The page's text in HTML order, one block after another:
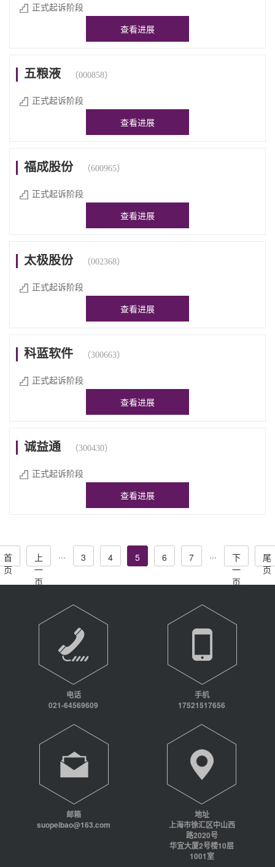
正式起诉阶段
查看进展
五粮液 （000858）
正式起诉阶段
查看进展
福成股份 （600965）
正式起诉阶段
查看进展
太极股份 （002368）
正式起诉阶段
查看进展
科蓝软件 （300663）
正式起诉阶段
查看进展
诚益通 （300430）
正式起诉阶段
查看进展
首
页
上
一
页
··· 3 4 5 6 7 ···
下
一
页
尾
页
电话
021-64569609
手机
17521517656
邮箱
suopeibao@163.com
地址
上海市徐汇区中山西
路2020号
华宜大厦2号楼10层
1001室